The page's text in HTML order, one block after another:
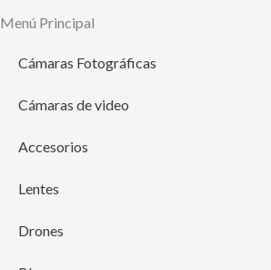
Menú Principal
Cámaras Fotográficas
Cámaras de video
Accesorios
Lentes
Drones